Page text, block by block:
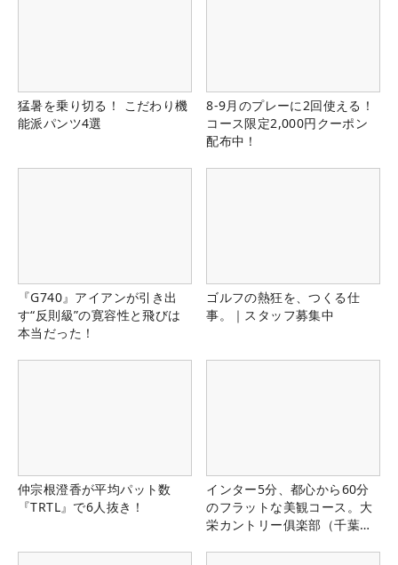
猛暑を乗り切る！ こだわり機
能派パンツ4選
8-9月のプレーに2回使える！
コース限定2,000円クーポン
配布中！
『G740』アイアンが引き出
す“反則級”の寛容性と飛びは
本当だった！
ゴルフの熱狂を、つくる仕
事。｜スタッフ募集中
仲宗根澄香が平均パット数
『TRTL』で6人抜き！
インター5分、都心から60分
のフラットな美観コース。大
栄カントリー俱楽部（千葉